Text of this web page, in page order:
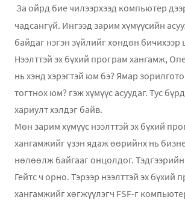
За ойрд бие чилээрхээд компьютер
чадсангүй. Ингээд зарим хүмүүсийн
байдаг нэгэн зүйлийг хөндөн бичихээр
Нээлттэй эх бүхий програм хангамж,
нь хэнд хэрэгтэй юм бэ? Ямар
тогтнох юм? гэж хүмүүс асуудаг. Тус
хариулт хэлдэг байв.
Мөн зарим хүмүүс нээлттэй эх бүхий
хангамжийг үзэн ядаж өөрийнх нь
нөлөөлж байгааг онцолдог.
Гейтс ч орно. Тэрээр нээлттэй эх бүхий
хангамжийг хөгжүүлэгч FSF-г